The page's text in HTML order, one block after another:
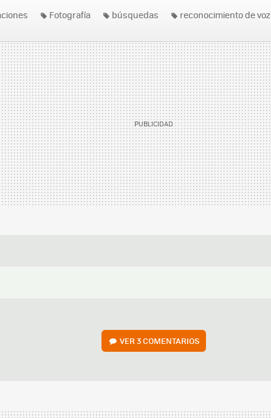
Fotografía búsquedas reconocimiento de voz
VER3 COMENTARIOS